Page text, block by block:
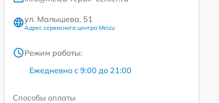
ул. Малышева, 51
Адрес сервисного центра Meizu
Режим работы:
Ежедневно с 9:00 до 21:00
Способы оплаты